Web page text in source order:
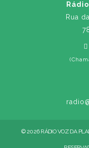
Rua
© 2026 RÁDIO VOZ DA